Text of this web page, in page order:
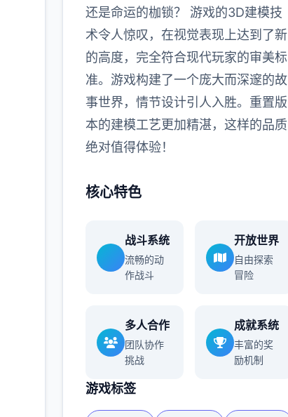
还是命运的枷锁？ 游戏的3D建模技
术令人惊叹，在视觉表现上达到了新
的高度，完全符合现代玩家的审美标
准。游戏构建了一个庞大而深邃的故
事世界，情节设计引人入胜。重置版
本的建模工艺更加精湛，这样的品质
绝对值得体验！
核心特色
战斗系统
流畅的动
作战斗
开放世界
自由探索
冒险
多人合作
团队协作
挑战
成就系统
丰富的奖
励机制
游戏标签